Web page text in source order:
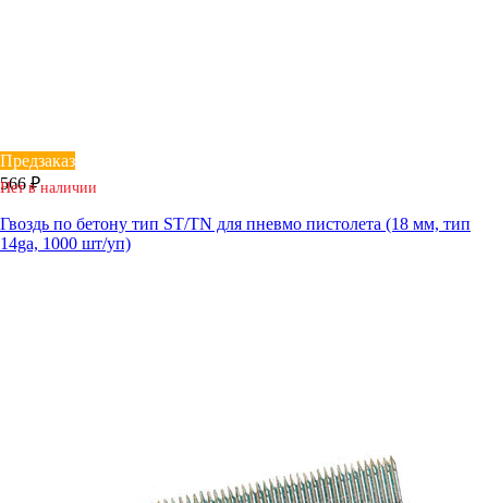
Предзаказ
566 ₽
Нет в наличии
Гвоздь по бетону тип ST/TN для пневмо пистолета (18 мм, тип
14ga, 1000 шт/уп)